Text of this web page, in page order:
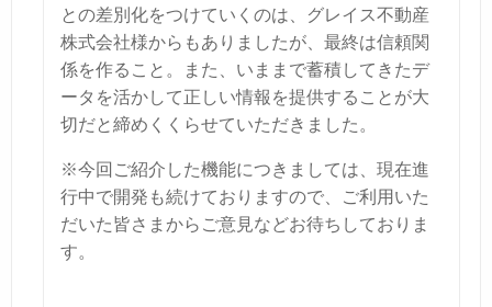
との差別化をつけていくのは、
グレイス不動産
株式会社様からもありましたが、最終は信頼関
係を作ること。
また、いままで蓄積してきたデ
ータを活かして正しい情報を提供することが大
切だと締めくくらせていただきました。
※今回ご紹介した機能につきましては、現在進
行中で開発も続けておりますので、
ご利用いた
だいた皆さまからご意見などお待ちしておりま
す。